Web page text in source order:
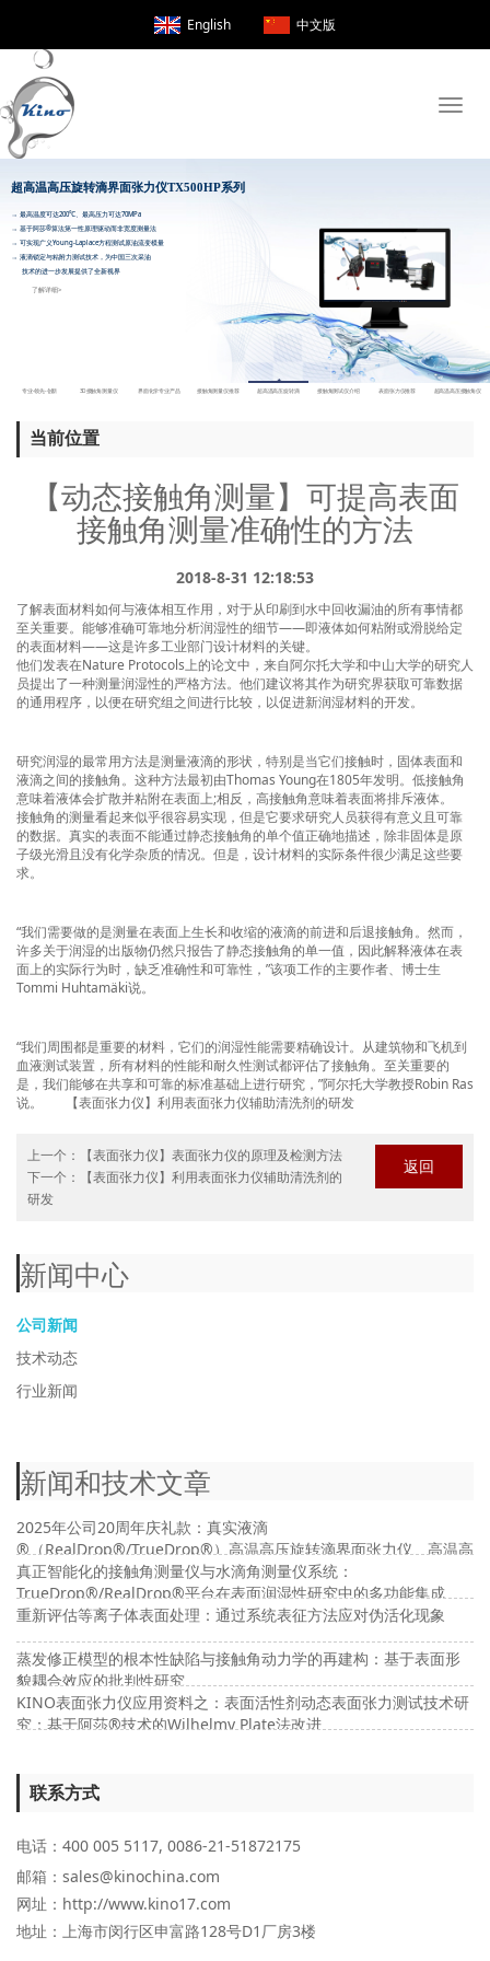
English 中文版
Toggle
超高温高压旋转滴界面张力仪
→ 最高温度可达200℃、最高压力可达70MPa
→ 基于阿莎®算法第一性原理驱动而非宽度测量法
→ 可实现广义Young-Laplace方程测试原油流变模量
→ 液滴锁定与粘附力测试技术，为中国三次采油
技术的进一步发展提供了全新视界
了解详细>
当前位置
【动态接触角测量】可提高表面
接触角测量准确性的方法
2018-8-31 12:18:53
了解表面材料如何与液体相互作用，对于从印刷到水中回收漏油的所有事情都
至关重要。能够准确可靠地分析润湿性的细节——即液体如何粘附或滑脱给定
的表面材料——这是许多工业部门设计材料的关键。
他们发表在Nature Protocols上的论文中，来自阿尔托大学和中山大学的研究人
员提出了一种测量润湿性的严格方法。他们建议将其作为研究界获取可靠数据
的通用程序，以便在研究组之间进行比较，以促进新润湿材料的开发。
研究润湿的最常用方法是测量液滴的形状，特别是当它们接触时，固体表面和
液滴之间的接触角。这种方法最初由Thomas Young在1805年发明。低接触角
意味着液体会扩散并粘附在表面上;相反，高接触角意味着表面将排斥液体。
接触角的测量看起来似乎很容易实现，但是它要求研究人员获得有意义且可靠
的数据。真实的表面不能通过静态接触角的单个值正确地描述，除非固体是原
子级光滑且没有化学杂质的情况。但是，设计材料的实际条件很少满足这些要
求。
“我们需要做的是测量在表面上生长和收缩的液滴的前进和后退接触角。然而，
许多关于润湿的出版物仍然只报告了静态接触角的单一值，因此解释液体在表
面上的实际行为时，缺乏准确性和可靠性，”该项工作的主要作者、博士生
Tommi Huhtamäki说。
“我们周围都是重要的材料，它们的润湿性能需要精确设计。从建筑物和飞机到
血液测试装置，所有材料的性能和耐久性测试都评估了接触角。至关重要的
是，我们能够在共享和可靠的标准基础上进行研究，”阿尔托大学教授Robin Ras
说。
【表面张力仪】利用表面张力仪辅助清洗剂的研发
上一个：
【表面张力仪】表面张力仪的原理及检测方法
下一个：
【表面张力仪】利用表面张力仪辅助清洗剂的
研发
返回
新闻中心
公司新闻
技术动态
行业新闻
新闻和技术文章
2025年公司20周年庆礼款：真实液滴
®（RealDrop®/TrueDrop®）高温高压旋转滴界面张力仪、高温高
压接触角及高温高压界面流变仪
真正智能化的接触角测量仪与水滴角测量仪系统：
TrueDrop®/RealDrop®平台在表面润湿性研究中的多功能集成
重新评估等离子体表面处理：通过系统表征方法应对伪活化现象
蒸发修正模型的根本性缺陷与接触角动力学的再建构：基于表面形
貌耦合效应的批判性研究
KINO表面张力仪应用资料之：表面活性剂动态表面张力测试技术研
究：基于阿莎®技术的Wilhelmy Plate法改进
联系方式
电话：400 005 5117, 0086-21-51872175
邮箱：sales@kinochina.com
网址：http://www.kino17.com
地址 ：上海市闵行区申富路128号D1厂房3楼